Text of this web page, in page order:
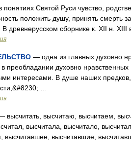
Святой Руси чувство,
положить душу, принять
древнерусском сборнике к. XII н. XIII
— одна из главных духовно
преобладании духовно
интересами. В душе наших предков,
…
высчитать, высчитаю, высчитаем,
высчитала, высчитало,
высчитавшее, высчитавшие,